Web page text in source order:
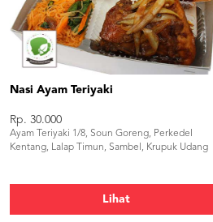
Nasi Ayam Teriyaki
Rp. 30.000
Ayam Teriyaki 1/8, Soun Goreng, Perkedel
Kentang, Lalap Timun, Sambel, Krupuk Udang
Lihat